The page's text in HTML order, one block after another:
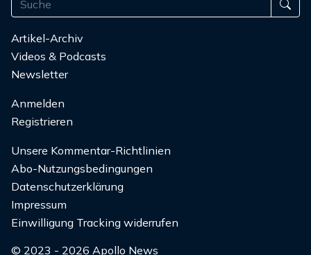
Artikel-Archiv
Videos & Podcasts
Newsletter
Anmelden
Registrieren
Unsere Kommentar-Richtlinien
Abo-Nutzungsbedingungen
Datenschutzerklärung
Impressum
Einwilligung Tracking widerrufen
© 2023 - 2026 Apollo News